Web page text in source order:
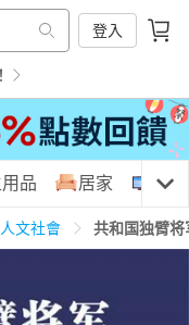
登入
品 居家 3C
人文社會 共和国独臂